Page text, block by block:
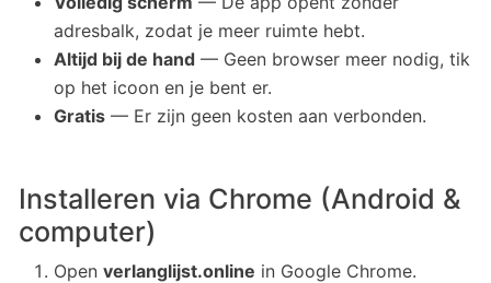
adresbalk, zodat je meer ruimte hebt.
Altijd bij de hand — Geen browser meer nodig, tik
op het icoon en je bent er.
Gratis — Er zijn geen kosten aan verbonden.
Installeren via Chrome (Android &
computer)
Open verlanglijst.online in Google Chrome.